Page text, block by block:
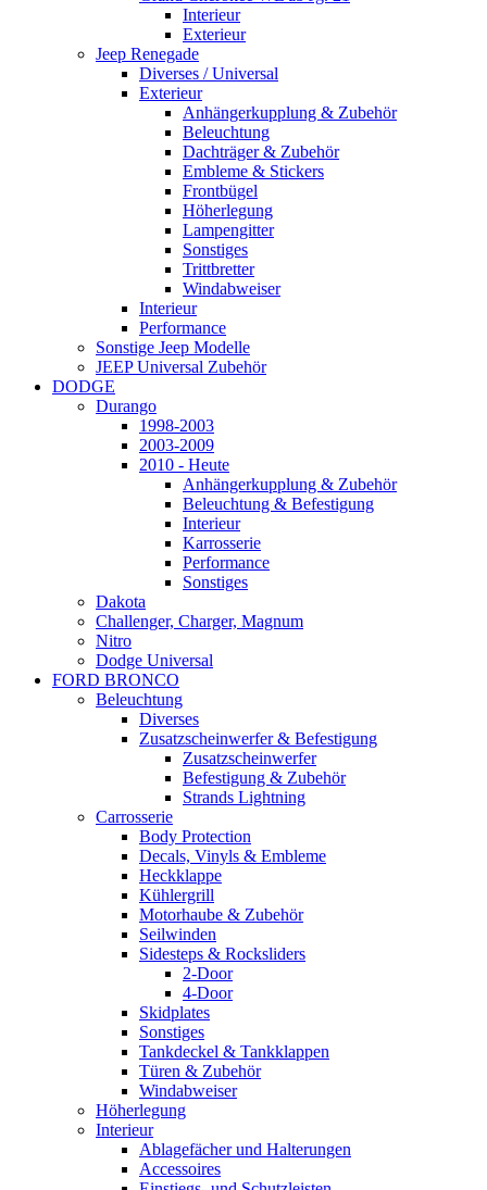
Interieur
Exterieur
Jeep Renegade
Diverses / Universal
Exterieur
Anhängerkupplung & Zubehör
Beleuchtung
Dachträger & Zubehör
Embleme & Stickers
Frontbügel
Höherlegung
Lampengitter
Sonstiges
Trittbretter
Windabweiser
Interieur
Performance
Sonstige Jeep Modelle
JEEP Universal Zubehör
DODGE
Durango
1998-2003
2003-2009
2010 - Heute
Anhängerkupplung & Zubehör
Beleuchtung & Befestigung
Interieur
Karrosserie
Performance
Sonstiges
Dakota
Challenger, Charger, Magnum
Nitro
Dodge Universal
FORD BRONCO
Beleuchtung
Diverses
Zusatzscheinwerfer & Befestigung
Zusatzscheinwerfer
Befestigung & Zubehör
Strands Lightning
Carrosserie
Body Protection
Decals, Vinyls & Embleme
Heckklappe
Kühlergrill
Motorhaube & Zubehör
Seilwinden
Sidesteps & Rocksliders
2-Door
4-Door
Skidplates
Sonstiges
Tankdeckel & Tankklappen
Türen & Zubehör
Windabweiser
Höherlegung
Interieur
Ablagefächer und Halterungen
Accessoires